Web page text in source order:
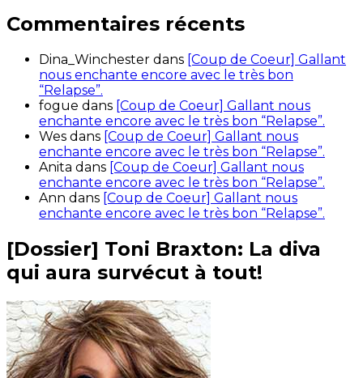
Commentaires récents
Dina_Winchester dans [Coup de Coeur] Gallant
nous enchante encore avec le très bon
“Relapse”.
fogue dans [Coup de Coeur] Gallant nous
enchante encore avec le très bon “Relapse”.
Wes dans [Coup de Coeur] Gallant nous
enchante encore avec le très bon “Relapse”.
Anita dans [Coup de Coeur] Gallant nous
enchante encore avec le très bon “Relapse”.
Ann dans [Coup de Coeur] Gallant nous
enchante encore avec le très bon “Relapse”.
[Dossier] Toni Braxton: La diva
qui aura survécut à tout!